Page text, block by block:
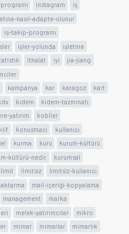
instagram
iş
nasıl-adapte-olunur
iş-takip-programı
işler-yolunda
işletme
ithalat iyi
jia-jiang
kampanya kar karagoz
kart
kıdem
kidem-tazminatı
yatırım
kobiler
konusmaci
kullanıcı
kurma kuru
kurum-kültürü
kültürü-nedir
kurumsal
limit limitsiz
limitsiz-kullanıcı
mail-içeriği-kopyalama
management
marka
melek-yatırımcılar
mikro
mimar mimarlar
mimarlık